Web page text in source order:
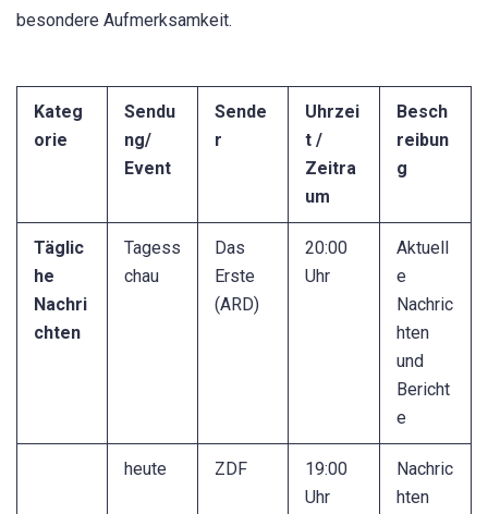
besondere Aufmerksamkeit.
Kateg
orie
Sendu
ng/
Event
Sende
r
Uhrzei
t /
Zeitra
um
Besch
reibun
g
Täglic
he
Nachri
chten
Tagess
chau
Das
Erste
(ARD)
20:00
Uhr
Aktuell
e
Nachric
hten
und
Bericht
e
heute ZDF
19:00
Uhr
Nachric
hten